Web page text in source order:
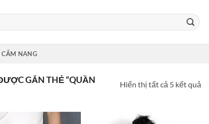
CẨM NANG
GẮN THẺ “QUẦN
Hiển thị tất cả 5 kết quả